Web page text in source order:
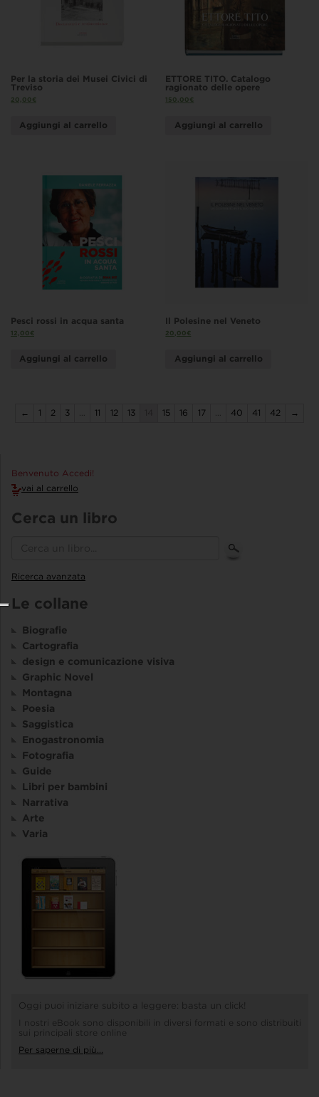
Per la storia dei Musei Civici di
Treviso
20,00€
Aggiungi al carrello
ETTORE TITO. Catalogo
ragionato delle opere
150,00€
Aggiungi al carrello
Pesci rossi in acqua santa
12,00€
Aggiungi al carrello
Il Polesine nel Veneto
20,00€
Aggiungi al carrello
← 1 2 3 … 11 12 13 15 16 17 … 40 41 42 →
Benvenuto Accedi!
vai al carrello
Cerca un libro
Ricerca avanzata
Le collane
Biografie
Cartografia
design e comunicazione visiva
Graphic Novel
Montagna
Poesia
Saggistica
Enogastronomia
Fotografia
Guide
Libri per bambini
Narrativa
Arte
Varia
Oggi puoi iniziare subito a leggere: basta un click!
I nostri eBook sono disponibili in diversi formati e sono distribuiti
sui principali store online
Per saperne di più...